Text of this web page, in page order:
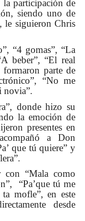
participación de
siendo uno de
le siguieron Chris
“4 gomas”, “La
beber”, “El real
parte de
“No me
novia”.
donde hizo su
la emoción de
presentes en
a Don
que tú quiere” y
con “Mala como
“Pa’que tú me
mofle”, en este
desde